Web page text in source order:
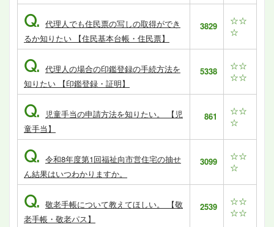
Q. 代理人でも住民票の写しの取得ができ
るか知りたい 【住民基本台帳・住民票】
3829
☆☆
☆
Q. 代理人の場合の印鑑登録の手続方法を
知りたい 【印鑑登録・証明】
5338
☆☆
☆☆
Q.
児童手当の申請方法を知りたい。 【児
童手当】
861
☆☆
☆
Q. 令和8年度第1回福祉向市営住宅の抽せ
ん結果はいつわかりますか。
3099
☆☆
☆
Q. 敬老手帳について教えてほしい。 【敬
老手帳・敬老パス】
2539
☆☆
☆☆